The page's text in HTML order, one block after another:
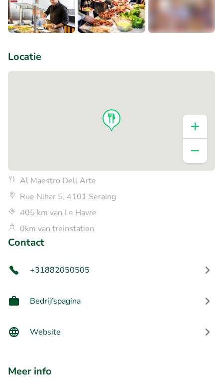
Locatie
Al Maestro Dell Arte
Rue Nihar 5, 4101 Seraing
405 km van Le Havre
0km van treinstation
Contact
+31882050505
Bedrijfspagina
Website
Meer info